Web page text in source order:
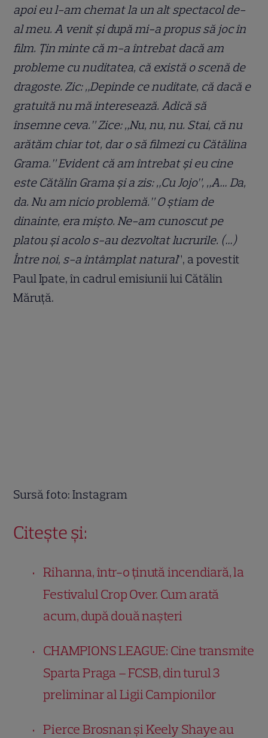
apoi eu l-am chemat la un alt spectacol de-
al meu. A venit și după mi-a propus să joc în
film. Țin minte că m-a întrebat dacă am
probleme cu nuditatea, că există o scenă de
dragoste. Zic: „Depinde ce nuditate, că dacă e
gratuită nu mă interesează. Adică să
însemne ceva.” Zice: „Nu, nu, nu. Stai, că nu
arătăm chiar tot, dar o să filmezi cu Cătălina
Grama.” Evident că am întrebat și eu cine
este Cătălin Grama și a zis: „Cu Jojo”, „A… Da,
da. Nu am nicio problemă.” O știam de
dinainte, era mișto. Ne-am cunoscut pe
platou și acolo s-au dezvoltat lucrurile. (…)
Între noi, s-a întâmplat natural”, a povestit
Paul Ipate, în cadrul emisiunii lui Cătălin
Măruță.
Sursă foto: Instagram
Citește și:
Rihanna, într-o ținută incendiară, la
Festivalul Crop Over. Cum arată
acum, după două nașteri
CHAMPIONS LEAGUE: Cine transmite
Sparta Praga – FCSB, din turul 3
preliminar al Ligii Campionilor
Pierce Brosnan și Keely Shaye au